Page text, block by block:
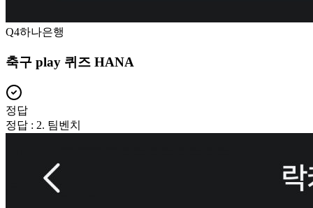
Q4하나은행
축구 play 퀴즈 HANA
정답
정답 : 2. 팀벤치